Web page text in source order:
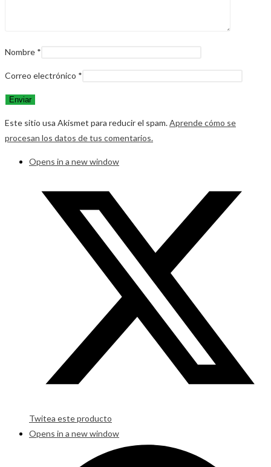
Nombre *
Correo electrónico *
Este sitio usa Akismet para reducir el spam.Aprende cómo se
procesan los datos de tus comentarios.
Opens in a new window
Twitea este producto
Opens in a new window